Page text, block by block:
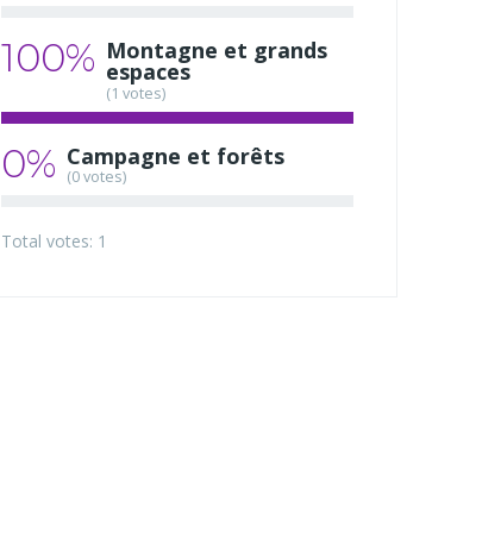
100% Montagne et grands
espaces
(1 votes)
0% Campagne et forêts
(0 votes)
Total votes: 1